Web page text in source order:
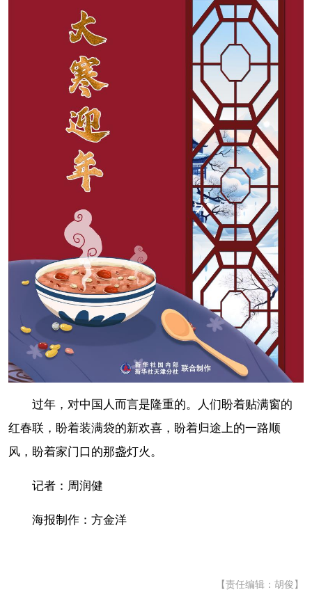
过年，对中国人而言是隆重的。人们盼着贴满窗的
红春联，盼着装满袋的新欢喜，盼着归途上的一路顺
风，盼着家门口的那盏灯火。
记者：周润健
海报制作：方金洋
【责任编辑：胡俊】